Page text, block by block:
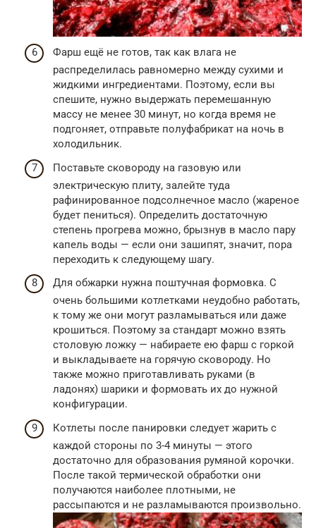
Фарш ещё не готов, так как влага не
распределилась равномерно между сухими и
жидкими ингредиентами. Поэтому, если вы
спешите, нужно выдержать перемешанную
массу не менее 30 минут, но когда время не
подгоняет, отправьте полуфабрикат на ночь в
холодильник.
Поставьте сковороду на газовую или
электрическую плиту, залейте туда
рафинированное подсолнечное масло (жареное
будет пениться). Определить достаточную
степень прогрева можно, брызнув в масло пару
капель воды — если они зашипят, значит, пора
переходить к следующему шагу.
Для обжарки нужна поштучная формовка. С
очень большими котлетками неудобно работать,
к тому же они могут разламываться или даже
крошиться. Поэтому за стандарт можно взять
столовую ложку — набираете ею фарш с горкой
и выкладываете на горячую сковороду. Но
также можно приготавливать руками (в
ладонях) шарики и формовать их до нужной
конфигурации.
Котлеты после панировки следует жарить с
каждой стороны по 3-4 минуты — этого
достаточно для образования румяной корочки.
После такой термической обработки они
получаются наиболее плотными, не
рассыпаются и не разламываются произвольно.